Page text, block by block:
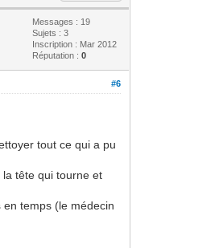
Messages : 19
Sujets : 3
Inscription : Mar 2012
Réputation :0
#6
tout ce qui a pu
tête qui tourne et
temps (le médecin